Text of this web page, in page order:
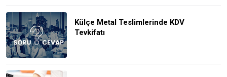
Külçe Metal Teslimlerinde KDV
Tevkifatı